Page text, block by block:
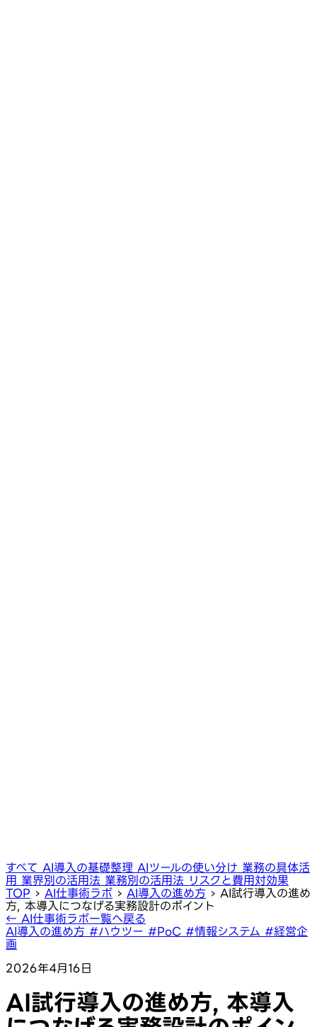
すべて AI導入の基礎整理 AIツールの使い分け 業務の具体活
用 業界別の活用法 業務別の活用法 リスクと費用対効果
TOP › AI仕事術ラボ › AI導入の進め方 › AI試行導入の進め
方, 本導入につなげる実務設計のポイント
← AI仕事術ラボ一覧へ戻る
AI導入の進め方 #ハウツー #PoC #情報システム #経営企
画
2026年4月16日
AI試行導入の進め方, 本導入